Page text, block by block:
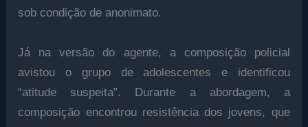
sob condição de anonimato.
Já na versão do agente, a composição policial
avistou o grupo de adolescentes e identificou
“atitude suspeita”. Durante a abordagem, a
composição encontrou resistência dos jovens, que